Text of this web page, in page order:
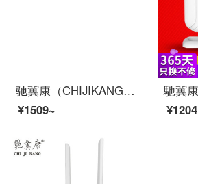
驰冀康（CHIJIKANG）C33 智能网络摄像机 wifi高清夜视 家用远程双向通话 360度旋转监控 配64G内存卡
¥1509~